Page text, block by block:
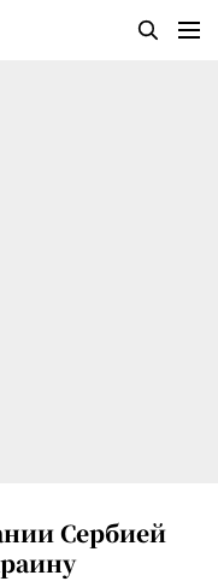
Сербией